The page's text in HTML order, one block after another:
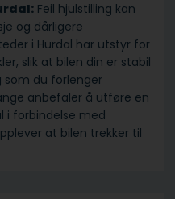
Feil hjulstilling kan
og dårligere
i Hurdal har utstyr for
slik at bilen din er stabil
som du forlenger
anbefaler å utføre en
i forbindelse med
at bilen trekker til